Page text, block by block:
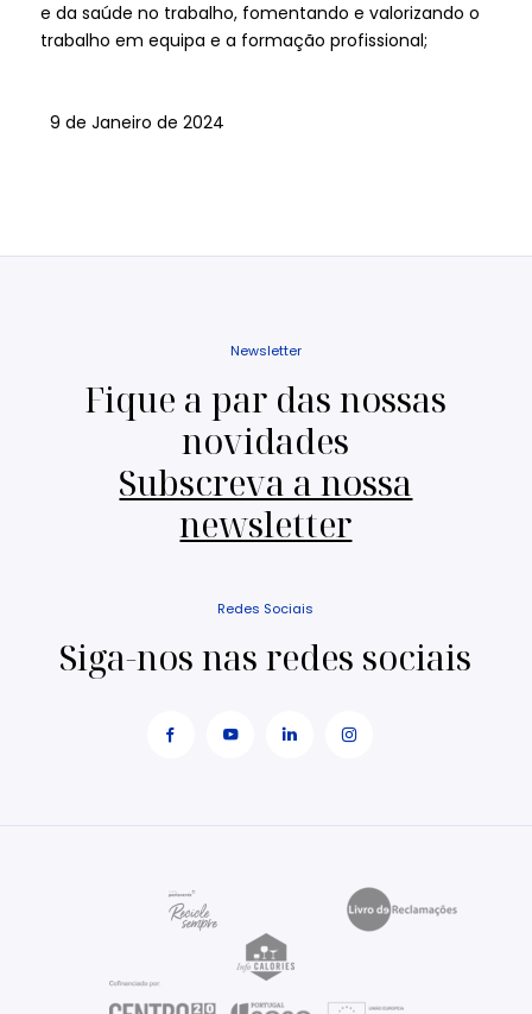
e da saúde no trabalho, fomentando e valorizando o
trabalho em equipa e a formação profissional;
9 de Janeiro de 2024
Newsletter
Fique a par das nossas
novidades
Subscreva a nossa
newsletter
Redes Sociais
Siga-nos nas redes sociais